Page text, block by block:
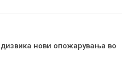
нови опожарувања во